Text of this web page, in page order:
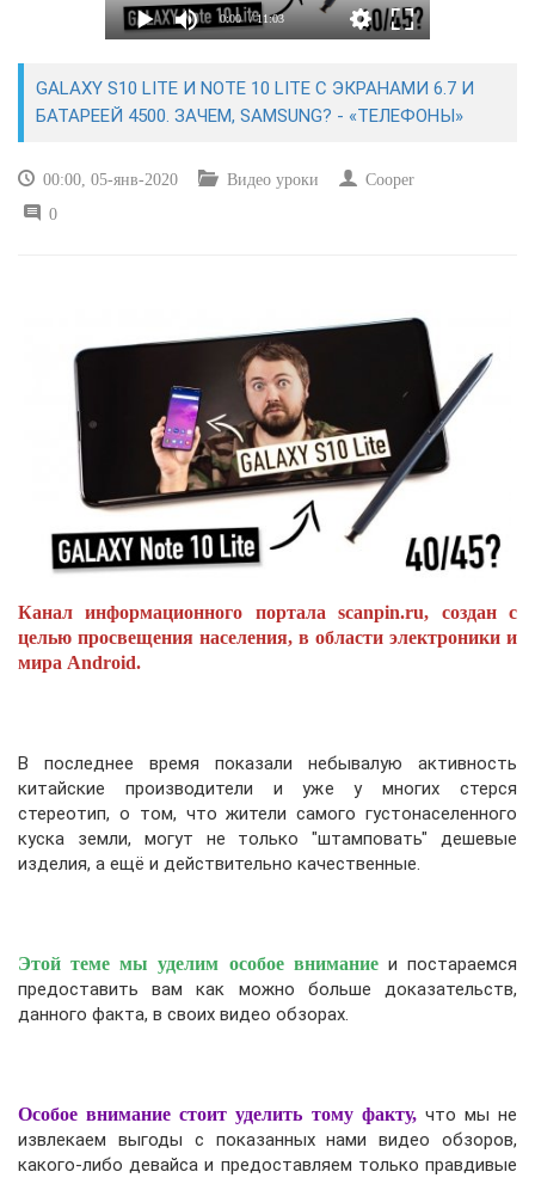
ИНТЕРНЕТ И СВЯЗЬ
УЧЕБНИК CSS
0:00 / 11:03
GALAXY S10 LITE И NOTE 10 LITE С ЭКРАНАМИ 6.7 И
БАТАРЕЕЙ 4500. ЗАЧЕМ, SAMSUNG? - «ТЕЛЕФОНЫ»
00:00, 05-янв-2020 Видео уроки
Cooper
0
Канал информационного портала scanpin.ru, создан с
целью просвещения населения, в области электроники и
мира Android.
В последнее время показали небывалую активность
китайские производители и уже у многих стерся
стереотип, о том, что жители самого густонаселенного
куска земли, могут не только "штамповать" дешевые
изделия, а ещё и действительно качественные.
Этой теме мы уделим особое вниманиеи постараемся
предоставить вам как можно больше доказательств,
данного факта, в своих видео обзорах.
Особое внимание стоит уделить тому факту,что мы не
извлекаем выгоды с показанных нами видео обзоров,
какого-либо девайса и предоставляем только правдивые